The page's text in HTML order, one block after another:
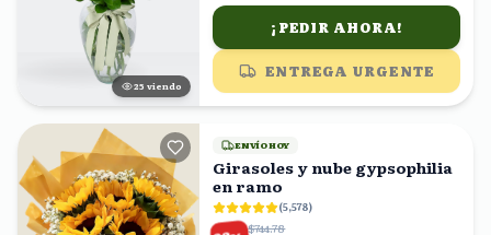
25 viendo
¡PEDIR AHORA!
ENTREGA URGENTE
ENVÍO HOY
Girasoles y nube gypsophilia
en ramo
(5,578)
$744.78